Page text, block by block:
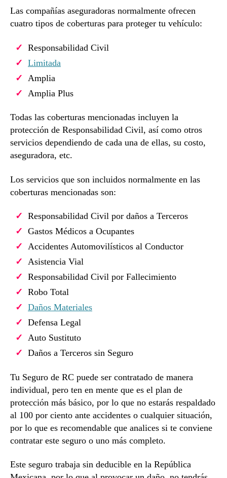
Las compañías aseguradoras normalmente ofrecen
cuatro tipos de coberturas para proteger tu vehículo:
Responsabilidad Civil
Limitada
Amplia
Amplia Plus
Todas las coberturas mencionadas incluyen la
protección de Responsabilidad Civil, así como otros
servicios dependiendo de cada una de ellas, su costo,
aseguradora, etc.
Los servicios que son incluidos normalmente en las
coberturas mencionadas son:
Responsabilidad Civil por daños a Terceros
Gastos Médicos a Ocupantes
Accidentes Automovilísticos al Conductor
Asistencia Vial
Responsabilidad Civil por Fallecimiento
Robo Total
Daños Materiales
Defensa Legal
Auto Sustituto
Daños a Terceros sin Seguro
Tu Seguro de RC puede ser contratado de manera
individual, pero ten en mente que es el plan de
protección más básico, por lo que no estarás respaldado
al 100 por ciento ante accidentes o cualquier situación,
por lo que es recomendable que analices si te conviene
contratar este seguro o uno más completo.
Este seguro trabaja sin deducible en la República